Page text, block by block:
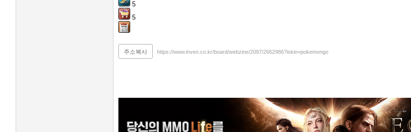
5
5
주소복사 https://www.inven.co.kr/board/webzine/2097/2662986?iskin=pokemongo